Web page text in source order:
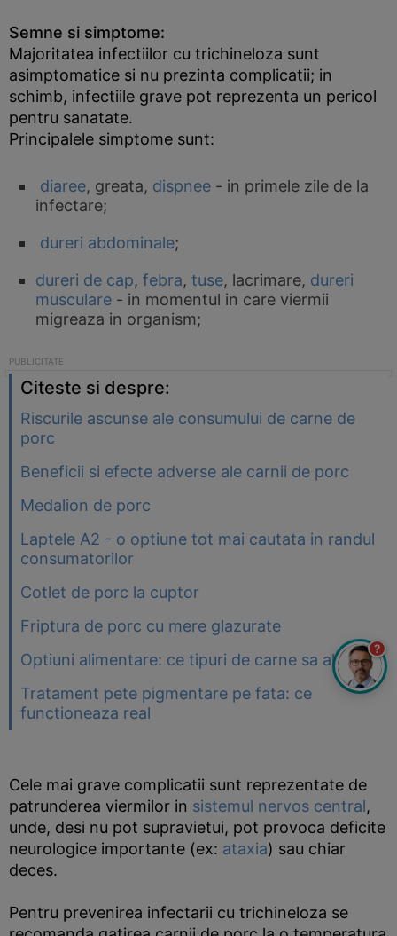
Semne si simptome:
Majoritatea infectiilor cu trichineloza sunt
asimptomatice si nu prezinta complicatii; in
schimb, infectiile grave pot reprezenta un pericol
pentru sanatate.
Principalele simptome sunt:
diaree, greata, dispnee - in primele zile de la
infectare;
dureri abdominale;
dureri de cap, febra, tuse, lacrimare, dureri
musculare - in momentul in care viermii
migreaza in organism;
Citeste si despre:
Riscurile ascunse ale consumului de carne de
porc
Beneficii si efecte adverse ale carnii de porc
Medalion de porc
Laptele A2 - o optiune tot mai cautata in randul
consumatorilor
Cotlet de porc la cuptor
Friptura de porc cu mere glazurate
Optiuni alimentare: ce tipuri de carne sa alegem
Tratament pete pigmentare pe fata: ce
functioneaza real
Cele mai grave complicatii sunt reprezentate de
patrunderea viermilor in sistemul nervos central,
unde, desi nu pot supravietui, pot provoca deficite
neurologice importante (ex: ataxia) sau chiar
deces.
Pentru prevenirea infectarii cu trichineloza se
?